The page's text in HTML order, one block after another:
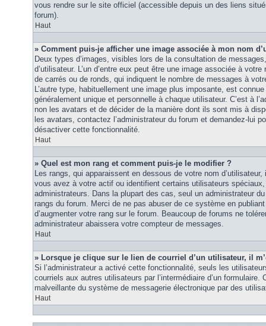
vous rendre sur le site officiel (accessible depuis un des liens
forum).
Haut
» Comment puis-je afficher une image associée à mon nom
Deux types d’images, visibles lors de la consultation de
d’utilisateur. L’un d’entre eux peut être une image associée à
de carrés ou de ronds, qui indiquent le nombre de messages à
L’autre type, habituellement une image plus imposante, est
généralement unique et personnelle à chaque utilisateur. C’est à
non les avatars et de décider de la manière dont ils sont mis à
les avatars, contactez l’administrateur du forum et demandez-lui
désactiver cette fonctionnalité.
Haut
» Quel est mon rang et comment puis-je le modifier ?
Les rangs, qui apparaissent en dessous de votre nom
vous avez à votre actif ou identifient certains utilisateurs
administrateurs. Dans la plupart des cas, seul un administrateur
rangs du forum. Merci de ne pas abuser de ce système en
d’augmenter votre rang sur le forum. Beaucoup de forums ne
administrateur abaissera votre compteur de messages.
Haut
» Lorsque je clique sur le lien de courriel d’un utilisateur, il
Si l’administrateur a activé cette fonctionnalité, seuls les
courriels aux autres utilisateurs par l’intermédiaire d’un formulaire.
malveillante du système de messagerie électronique par des
Haut